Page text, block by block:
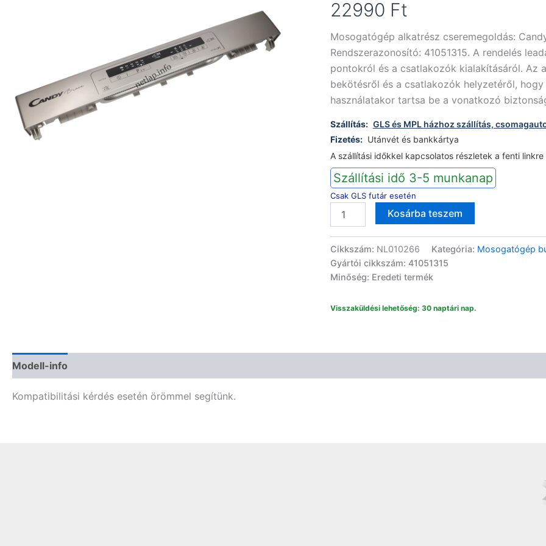
22990 Ft
Mosogatógép alkatrész cseremegoldás:
Rendszerazonosító: 41051315. A rendelés
pontokról és a csatlakozók kialakításáról. Az
bekötésről és a csatlakozók helyzetéről,
használatakor tartsa be a vonatkozó
Szállítás: GLS és MPL házhoz szállítás,
Fizetés: Utánvét és bankkártya
A szállítási időkkel kapcsolatos részletek a fenti
Szállítási idő 3-5 munkanap
Csak GLS futár esetén
mosogatógép
burkolat
előlap
41051315
mennyiség
Kosárba teszem
Cikkszám: NL010266 Kategória: Mosogatógép
Gyártói cikkszám: 41051315
Minőség: Eredeti termék
Visszaküldési lehetőség: 30 naptári nap.
Modell-info
Kompatibilitási kérdés esetén örömmel segítünk.